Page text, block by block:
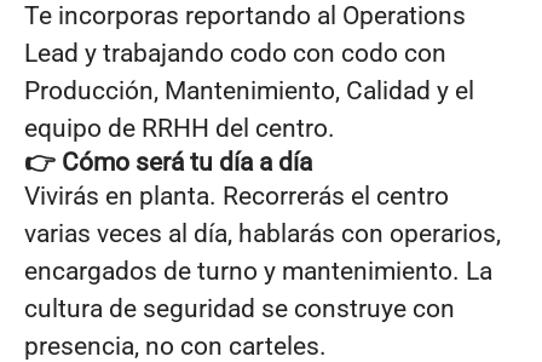
Te incorporas reportando al Operations
Lead y trabajando codo con codo con
Producción, Mantenimiento, Calidad y el
equipo de RRHH del centro.
👉 Cómo será tu día a día
Vivirás en planta. Recorrerás el centro
varias veces al día, hablarás con operarios,
encargados de turno y mantenimiento. La
cultura de seguridad se construye con
presencia, no con carteles.